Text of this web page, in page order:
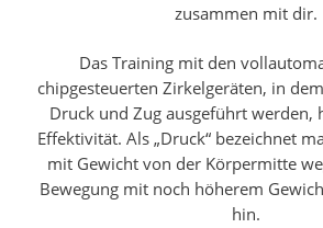
zusammen mit dir.
Das Training mit den
chipgesteuerten Zirkelgeräten, in
Druck und Zug ausgeführt werden,
Effektivität. Als „Druck“ bezeichnet
mit Gewicht von der Körpermitte
Bewegung mit noch höherem
hin.